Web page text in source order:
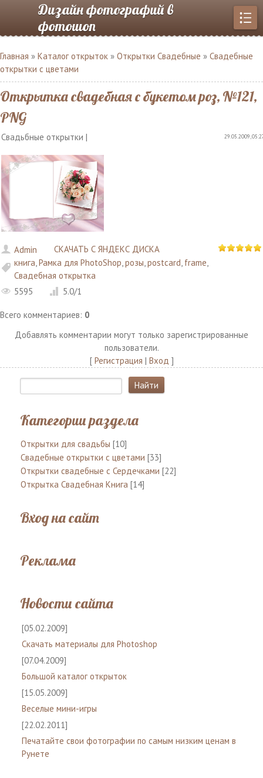
Дизайн фотографий в
фотошоп
Главная » Каталог открыток » Открытки Свадебные » Свадебные
открытки с цветами
Открытка свадебная с букетом роз, №121,
PNG
Свадьбные открытки | 29.05.2009,
Admin
СКАЧАТЬ С ЯНДЕКС ДИСКА
книга,Рамка для PhotoShop,розы,postcard, frame,
Свадебная открытка
5595
5.0/1
Всего комментариев: 0
Добавлять комментарии могут только зарегистрированные
пользователи.
[ Регистрация | Вход ]
Категории раздела
Открытки для свадьбы [10]
Свадебные открытки с цветами [33]
Открытки свадебные с Сердечками [22]
Открытка Свадебная Книга [14]
Вход на сайт
Реклама
Новости сайта
[05.02.2009]
Скачать материалы для Photoshop
[07.04.2009]
Большой каталог открыток
[15.05.2009]
Веселые мини-игры
[22.02.2011]
Печатайте свои фотографии по самым низким ценам в
Рунете